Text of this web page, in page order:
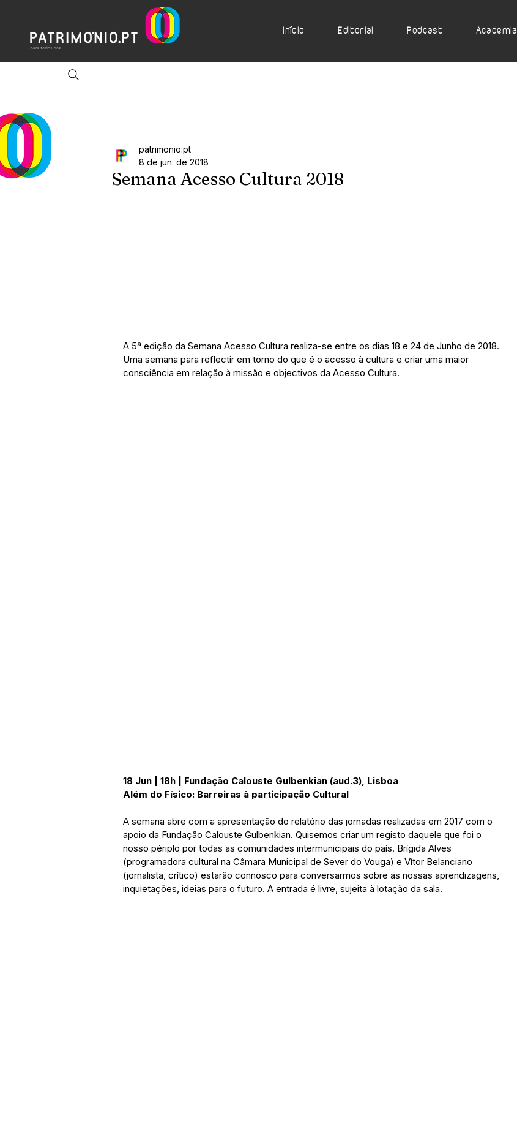
Início Editorial Podcast Academia
Semana Acesso Cultura 2018
patrimonio.pt
8 de jun. de 2018
A 5ª edição da Semana Acesso Cultura realiza-se entre os dias 18 e 24 de Junho de 2018.
Uma semana para reflectir em torno do que é o acesso à cultura e criar uma maior
consciência em relação à missão e objectivos da Acesso Cultura.
18 Jun | 18h | Fundação Calouste Gulbenkian (aud.3), Lisboa
Além do Físico: Barreiras à participação Cultural
A semana abre com a apresentação do relatório das jornadas realizadas em 2017 com o
apoio da Fundação Calouste Gulbenkian. Quisemos criar um registo daquele que foi o
nosso périplo por todas as comunidades intermunicipais do país. Brígida Alves
(programadora cultural na Câmara Municipal de Sever do Vouga) e Vítor Belanciano
(jornalista, crítico) estarão connosco para conversarmos sobre as nossas aprendizagens,
inquietações, ideias para o futuro. A entrada é livre, sujeita à lotação da sala.